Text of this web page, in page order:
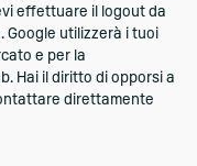
effettuare il logout da
Google utilizzerà i tuoi
e per la
Hai il diritto di opporsi a
direttamente